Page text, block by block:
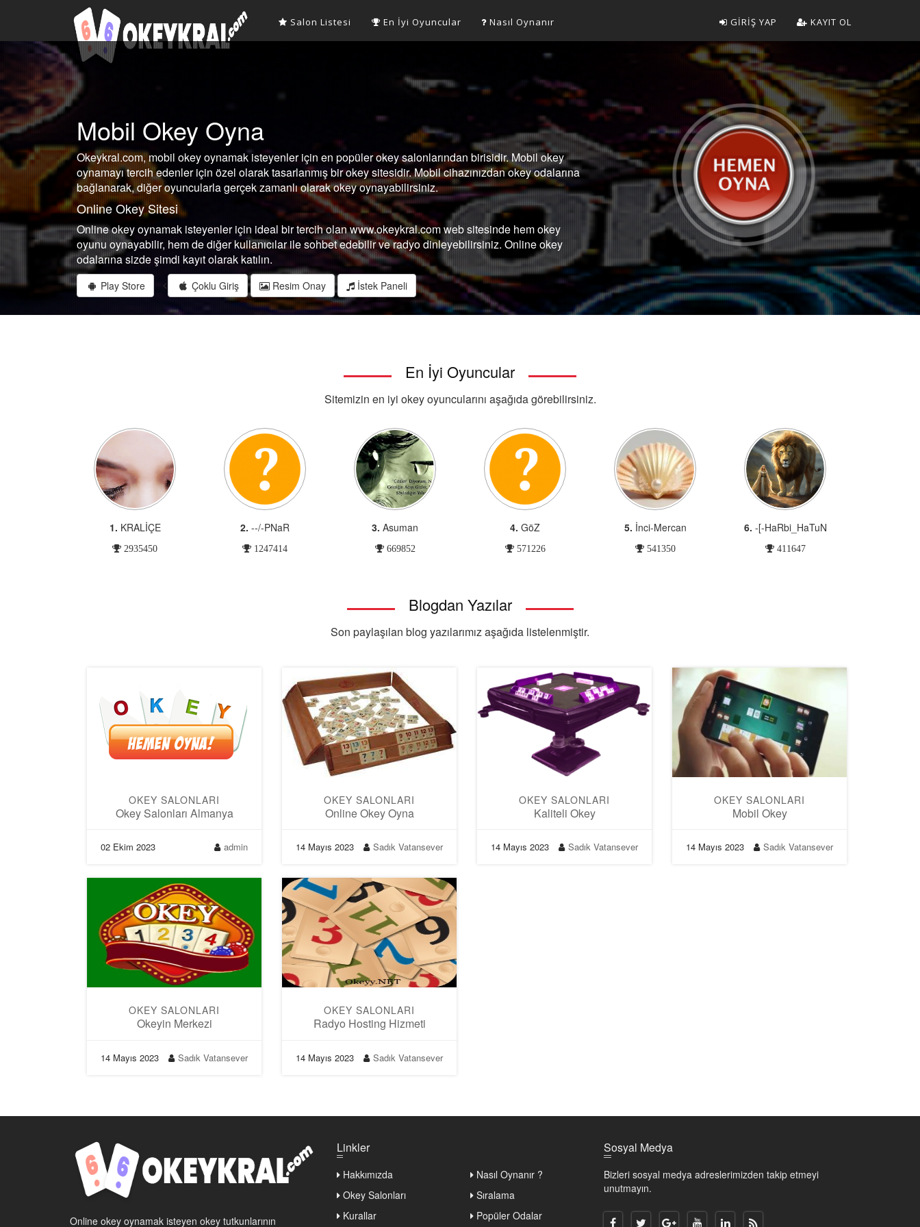
Salon Listesi En İyi Oyuncular Nasıl Oynanır GİRİŞ YAP KAYIT OL
Mobil Okey Oyna
Okeykral.com, mobil okey oynamak isteyenler için en popüler okey salonlarından birisidir. Mobil okey
oynamayı tercih edenler için özel olarak tasarlanmış bir okey sitesidir. Mobil cihazınızdan okey odalarına
bağlanarak, diğer oyuncularla gerçek zamanlı olarak okey oynayabilirsiniz.
Online Okey Sitesi
Online okey oynamak isteyenler için ideal bir tercih olan www.okeykral.com web sitesinde hem okey
oyunu oynayabilir, hem de diğer kullanıcılar ile sohbet edebilir ve radyo dinleyebilirsiniz. Online okey
odalarına sizde şimdi kayıt olarak katılın.
Play Store < Çoklu Giriş Resim Onay İstek Paneli
En İyi Oyuncular
Sitemizin en iyi okey oyuncularını aşağıda görebilirsiniz.
1. KRALİÇE
2935450
2. --/-PNaR
1247414
3. Asuman
669852
4. GöZ
571226
5. İnci-Mercan
541350
6. -[-HaRbi_HaTuN
411647
Blogdan Yazılar
Son paylaşılan blog yazılarımız aşağıda listelenmiştir.
OKEY SALONLARI
Okey Salonları Almanya
02 Ekim 2023 admin
OKEY SALONLARI
Online Okey Oyna
14 Mayıs 2023 Sadık Vatansever
OKEY SALONLARI
Kaliteli Okey
14 Mayıs 2023 Sadık Vatansever
OKEY SALONLARI
Mobil Okey
14 Mayıs 2023 Sadık Vatansever
OKEY SALONLARI
Okeyin Merkezi
14 Mayıs 2023 Sadık Vatansever
OKEY SALONLARI
Radyo Hosting Hizmeti
14 Mayıs 2023 Sadık Vatansever
Online okey oynamak isteyen okey tutkunlarının
Linkler
Hakkımızda
Okey Salonları
Kurallar
Nasıl Oynanır ?
Sıralama
Popüler Odalar
Sosyal Medya
Bizleri sosyal medya adreslerimizden takip etmeyi
unutmayın.